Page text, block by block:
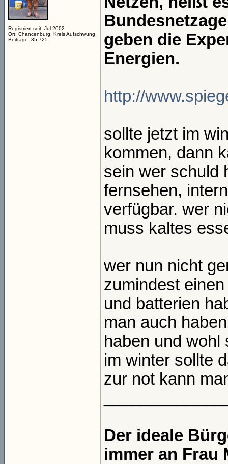
Registriert seit: Jul 2002
Ort: Chancenburg, Kreis Aufschwung
Beiträge: 35.725
geben die
Energien.
http://
sollte jetzt im
kommen, dann
sein wer schuld
fernsehen,
verfügbar. wer
muss kaltes
wer nun nicht
zumindest
und batterien
man auch
haben und wohl
im winter sollte
zur not kann
Der ideale
immer an Frau